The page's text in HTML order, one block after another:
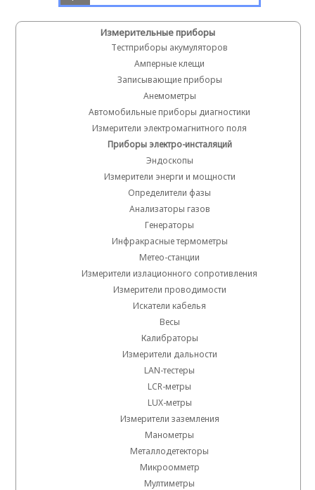
Измерительные приборы
Тестприборы акумуляторов
Амперные клещи
Записывающие приборы
Анемометры
Автомобильные приборы диагностики
Измерители электромагнитного поля
Приборы электро-инсталяций
Эндоскопы
Измерители энерги и мощности
Определители фазы
Анализаторы газов
Генераторы
Инфракрасные термометры
Метео-станции
Измерители излационного сопротивления
Измерители проводимости
Искатели кабелья
Весы
Калибраторы
Измерители дальности
LAN-тестеры
LCR-метры
LUX-метры
Измерители заземления
Манометры
Металлодетекторы
Микроомметр
Мултиметры